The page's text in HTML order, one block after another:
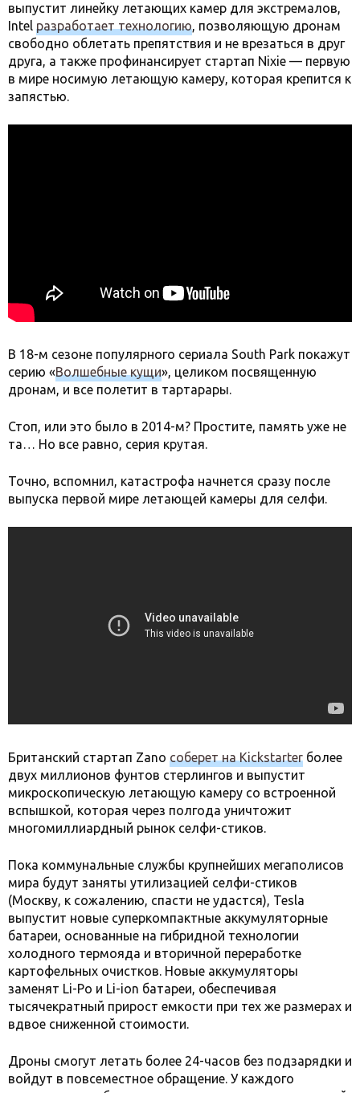
выпустит линейку летающих камер для экстремалов,
Intel разработает технологию, позволяющую дронам
свободно облетать препятствия и не врезаться в друг
друга, а также профинансирует стартап Nixie — первую
в мире носимую летающую камеру, которая крепится к
запястью.
В 18-м сезоне популярного сериала South Park покажут
серию «Волшебные кущи», целиком посвященную
дронам, и все полетит в тартарары.
Стоп, или это было в 2014-м? Простите, память уже не
та… Но все равно, серия крутая.
Точно, вспомнил, катастрофа начнется сразу после
выпуска первой мире летающей камеры для селфи.
Британский стартап Zano соберет на Kickstarter более
двух миллионов фунтов стерлингов и выпустит
микроскопическую летающую камеру со встроенной
вспышкой, которая через полгода уничтожит
многомиллиардный рынок селфи-стиков.
Пока коммунальные службы крупнейших мегаполисов
мира будут заняты утилизацией селфи-стиков
(Москву, к сожалению, спасти не удастся), Tesla
выпустит новые суперкомпактные аккумуляторные
батареи, основанные на гибридной технологии
холодного термояда и вторичной переработке
картофельных очистков. Новые аккумуляторы
заменят Li-Po и Li-ion батареи, обеспечивая
тысячекратный прирост емкости при тех же размерах и
вдвое сниженной стоимости.
Дроны смогут летать более 24-часов без подзарядки и
войдут в повсеместное обращение. У каждого